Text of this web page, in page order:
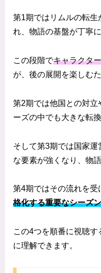
第1期ではリムルの転
れ、物語の基盤が丁寧
この段階でキャラクタ
が、後の展開を楽しむ
第2期では他国との対立
ーズの中でも大きな転
そして第3期では国家
な要素が強くなり、物
第4期ではその流れを受
格化する重要なシーズン
この4つを順番に視聴
に理解できます。